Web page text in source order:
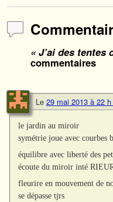
« J’ai des tentes
commentaires
Le 29 mai 2013 à 22
le jardin au miroir
symétrie joue avec courbes
équilibre avec liberté des
écoute du miroir inté
fleurire en mouvement de
se dépasse tjrs